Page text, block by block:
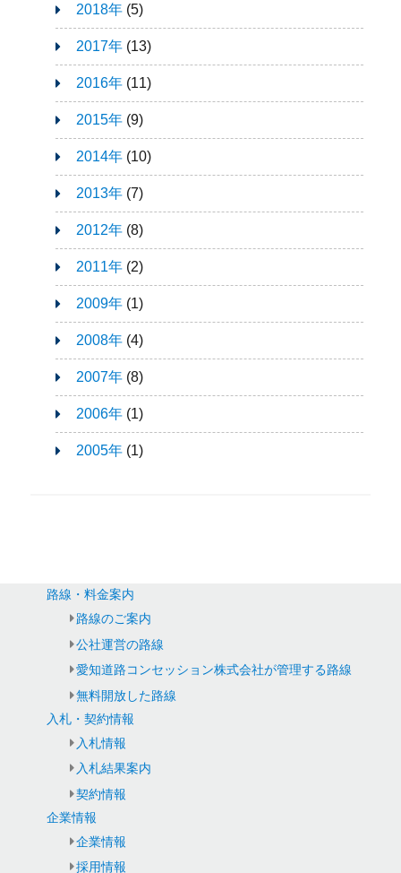
2018年(5)
2017年(13)
2016年(11)
2015年(9)
2014年(10)
2013年(7)
2012年(8)
2011年(2)
2009年(1)
2008年(4)
2007年(8)
2006年(1)
2005年(1)
路線・料金案内
路線のご案内
公社運営の路線
愛知道路コンセッション株式会社が管理する路線
無料開放した路線
入札・契約情報
入札情報
入札結果案内
契約情報
企業情報
企業情報
採用情報